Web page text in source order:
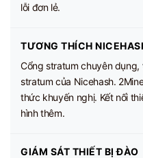
lỗi đơn lẻ.
TƯƠNG THÍCH
Cổng stratum chuyên dụng,
stratum của Nicehash.
thức khuyến nghị. Kết nối
hình thêm.
GIÁM SÁT THIẾT BỊ ĐÀO